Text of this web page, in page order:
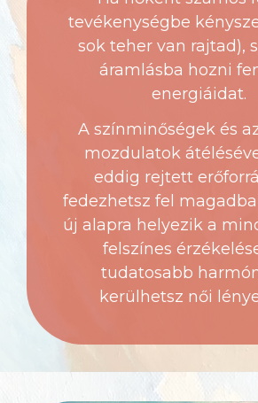
tevékenységbe
sok teher van rajtad),
áramlásba hozni
energiáidat.
A színminőségek és
mozdulatok
eddig rejtett
fedezhetsz fel
új alapra helyezik a
felszínes
tudatosabb
kerülhetsz női